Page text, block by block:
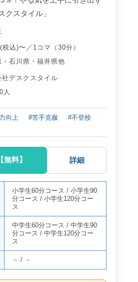
クスタイル」
込)〜／1コマ（30分）
・ 石川県 ・ 福井県他
社デスクスタイル
人
向上 #苦手克服
#不登校
料】 詳細
小学生60分コース /小学生90
分コース /小学生120分コー
ス
中学生60分コース /中学生90
分コース /中学生120分コー
ス
－ /－